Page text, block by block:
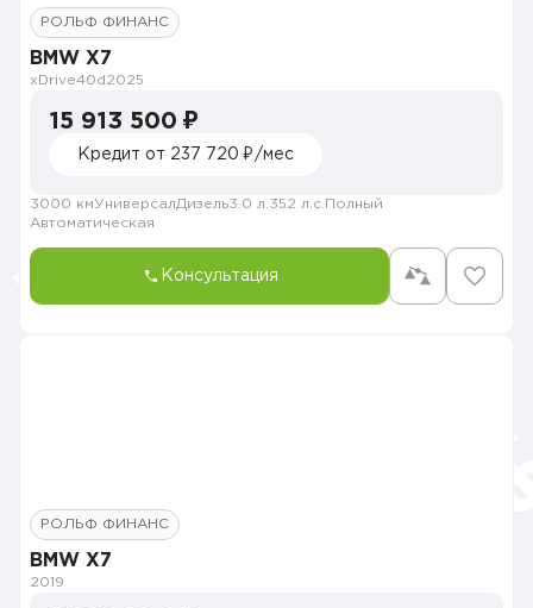
РОЛЬФ ФИНАНС
BMW X7
xDrive40d 2025
15 913 500 ₽
Кредит от 237 720 ₽/мес
3000 кмУниверсалДизель3.0 л. 352 л.с. Полный
Автоматическая
Консультация
РОЛЬФ ФИНАНС
BMW X7
2019